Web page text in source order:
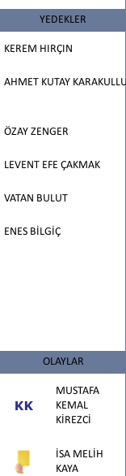
YEDEKLER
KEREM HIRÇIN
AHMET KUTAY
ÖZAY ZENGER
LEVENT EFE ÇAKMAK
VATAN BULUT
ENES BİLGİÇ
OLAYLAR
MUSTAFA
KEMAL
KİREZCİ
İSA MELİH
KAYA